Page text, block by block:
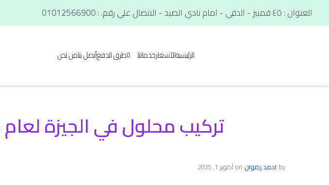
العنوان : ٤٥ قمبيز - الدقي - امام نادي الصيد - الاتصال علي رقم. : 01012566900
الرئيسيةالآسعارخدماتنا طرق الدفعأتصل بنامن نحن
تركيب محلول في الجيزة لعام 2025 – 2026
by احمد رضوان onأكتوبر 1, 2025